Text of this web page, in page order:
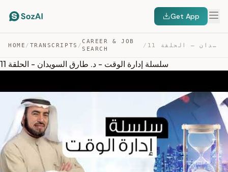
Get App
HOME / TRANSCRIPTS /
CAREER & JOB
SEARCH
/ سلسلة إدارة الوقت – د. طارق السويدان – الحلقة 11 — TRANSCRIPT
سلسلة إدارة الوقت - د. طارق السويدان - الحلقة 11